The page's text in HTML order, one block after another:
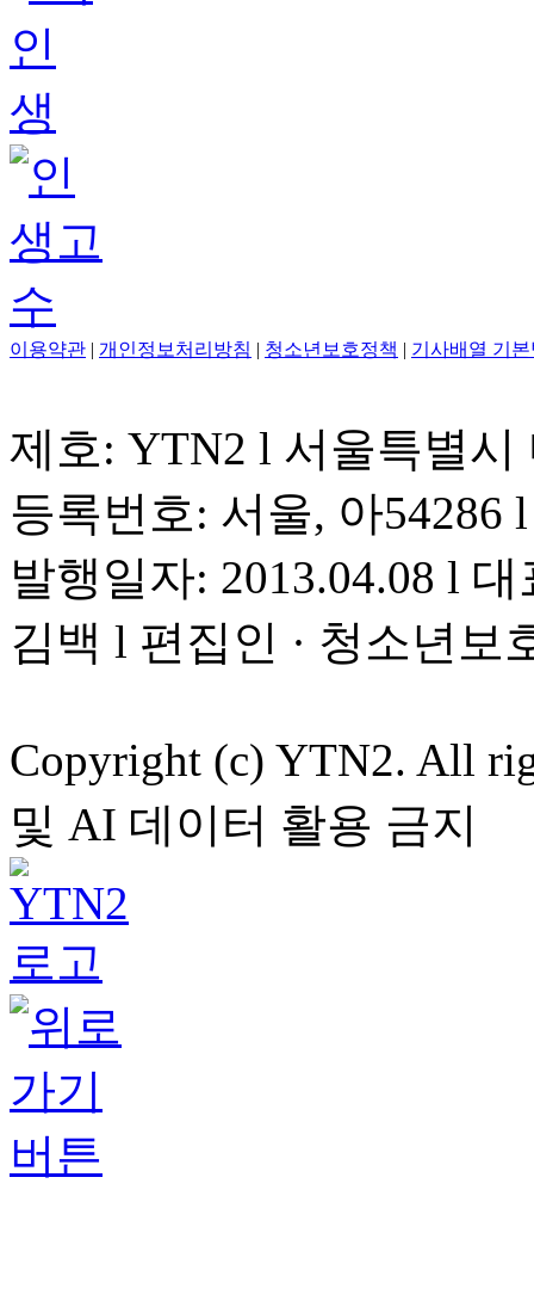
이용약관 개인정보처리방침 청소년보호정책 기사배열 기
제호: YTN2 l 서울특별
등록번호: 서울, 아54286
발행일자: 2013.04.08 l
김백 l 편집인 · 청소년보
Copyright (c) YTN2. All
및 AI 데이터 활용 금지